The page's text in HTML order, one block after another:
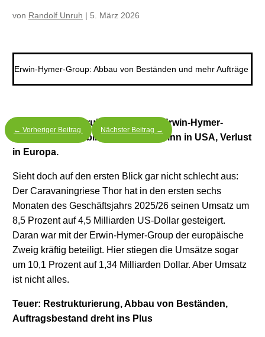
von Randolf Unruh | 5. März 2026
Erwin-Hymer-Group: Abbau von Beständen und mehr Aufträge
Das kostet: Restrukturierung der Erwin-Hymer-
Group. Wohnmobilriese Thor: Gewinn in USA, Verlust
in Europa.
Sieht doch auf den ersten Blick gar nicht schlecht aus:
Der Caravaningriese Thor hat in den ersten sechs
Monaten des Geschäftsjahrs 2025/26 seinen Umsatz um
8,5 Prozent auf 4,5 Milliarden US-Dollar gesteigert.
Daran war mit der Erwin-Hymer-Group der europäische
Zweig kräftig beteiligt. Hier stiegen die Umsätze sogar
um 10,1 Prozent auf 1,34 Milliarden Dollar. Aber Umsatz
ist nicht alles.
Teuer: Restrukturierung, Abbau von Beständen,
Auftragsbestand dreht ins Plus
← Vorheriger Beitrag Nächster Beitrag →